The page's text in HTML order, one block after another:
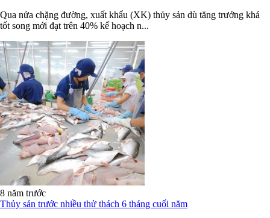
Qua nửa chặng đường, xuất khẩu (XK) thủy sản dù tăng trưởng khá
tốt song mới đạt trên 40% kế hoạch n...
8 năm trước
Thủy sản trước nhiều thử thách 6 tháng cuối năm